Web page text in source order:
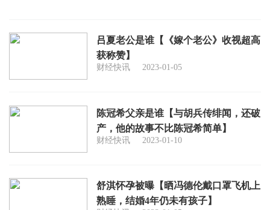
吕夏老公是谁【《嫁个老公》收视超高
获称赞】
财经快讯 2023-01-05
陈冠希父亲是谁【与胡兵传绯闻，还破
产，他的故事不比陈冠希简单】
财经快讯 2023-01-10
舒淇怀孕被曝【晒冯德伦戴口罩飞机上
熟睡，结婚4年仍未有孩子】